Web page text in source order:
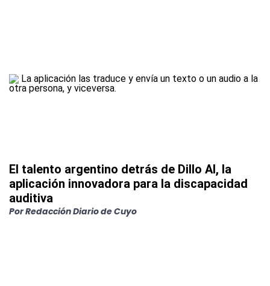
El talento argentino detrás de Dillo AI, la
aplicación innovadora para la discapacidad
auditiva
PorRedacción Diario de Cuyo